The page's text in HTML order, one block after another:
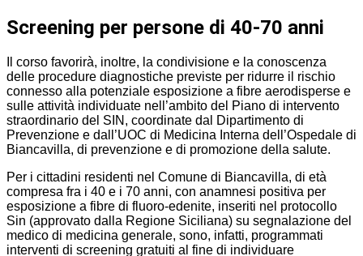
Screening per persone di 40-70 anni
Il corso favorirà, inoltre, la condivisione e la conoscenza
delle procedure diagnostiche previste per ridurre il rischio
connesso alla potenziale esposizione a fibre aerodisperse e
sulle attività individuate nell’ambito del Piano di intervento
straordinario del SIN, coordinate dal Dipartimento di
Prevenzione e dall’UOC di Medicina Interna dell’Ospedale di
Biancavilla, di prevenzione e di promozione della salute.
Per i cittadini residenti nel Comune di Biancavilla, di età
compresa fra i 40 e i 70 anni, con anamnesi positiva per
esposizione a fibre di fluoro-edenite, inseriti nel protocollo
Sin (approvato dalla Regione Siciliana) su segnalazione del
medico di medicina generale, sono, infatti, programmati
interventi di screening gratuiti al fine di individuare